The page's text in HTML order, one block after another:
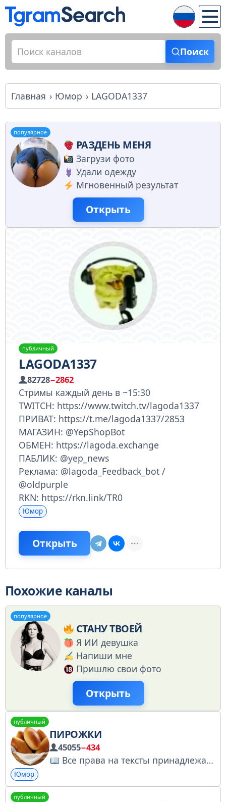
Поиск
Главная Юмор LAGODA1337
популярное
РАЗДЕНЬ МЕНЯ
Загрузи фото
Удали одежду
Мгновенный результат
Открыть
публичный
LAGODA1337
82728−2862
Стримы каждый день в ~15:30
TWITCH: https://www.twitch.tv/lagoda1337
ПРИВАТ: https://t.me/lagoda1337/2853
МАГАЗИН: @YepShopBot
ОБМЕН: https://lagoda.exchange
ПАБЛИК: @yep_news
Реклама: @lagoda_Feedback_bot /
@oldpurple
RKN: https://rkn.link/TR0
Юмор
Открыть
Похожие каналы
популярное
СТАНУ ТВОЕЙ
Я ИИ девушка
Напиши мне
Пришлю свои фото
Открыть
публичный
ПИРОЖКИ
45055−434
Все права на тексты принадлежат авторам. Канал создан из любви к поэзии. По запросу автора публикация будет удалена. Реклама -- @warwarflip
Юмор
публичный